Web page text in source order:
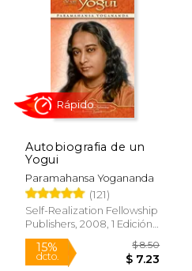
Autobiografia de un
Yogui
Paramahansa Yogananda
(121)
Self-Realization Fellowship
Publishers, 2008, 1 Edición,
Tapa Blanda, Nuevo
Rápido